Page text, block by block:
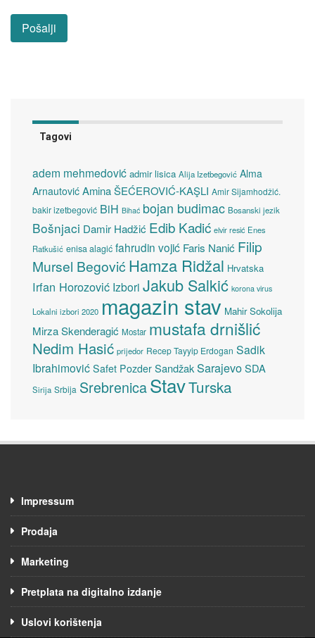
Tagovi
adem mehmedović admir lisica Alija Izetbegović Alma
Arnautović Amina ŠEĆEROVIĆ-KAŞLI Amir Sijamhodžić.
bakir izetbegović BiH Bihać bojan budimac Bosanski jezik
Bošnjaci Damir Hadžić Edib Kadić elvir resić Enes
Ratkušić enisa alagić fahrudin vojić Faris Nanić Filip
Mursel Begović Hamza Ridžal Hrvatska
Irfan Horozović Izbori Jakub Salkić korona virus
Lokalni izbori 2020 magazin stav Mahir Sokolija
Mirza Skenderagić Mostar mustafa drnišlić
Nedim Hasić prijedor Recep Tayyip Erdogan Sadik
Ibrahimović Safet Pozder SandžakSarajevoSDA
Sirija Srbija SrebrenicaStavTurska
Impressum
Prodaja
Marketing
Pretplata na digitalno izdanje
Uslovi korištenja